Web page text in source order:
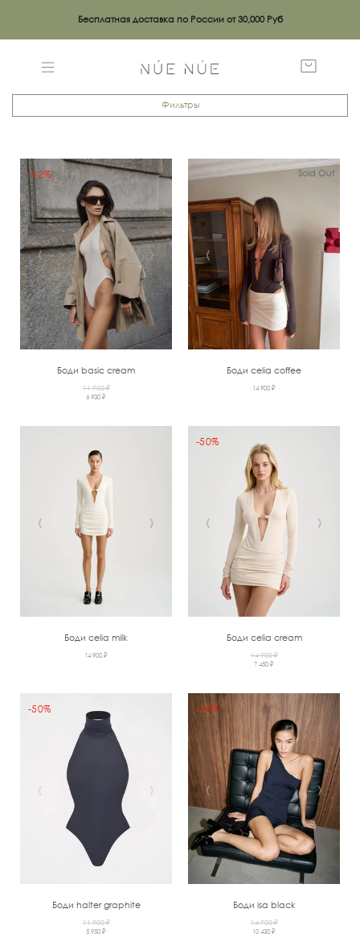
Бесплатная доставка по России от 30,000 Руб
Фильтры
‹ ›
-42%
Боди basic cream
11 900 ₽
6 930 ₽
‹ ›
Sold Out
Боди celia coffee
14 900 ₽
‹ ›
Боди celia milk
14 900 ₽
‹ ›
-50%
Боди celia cream
14 900 ₽
7 450 ₽
‹ ›
-50%
Боди halter graphite
11 900 ₽
5 950 ₽
‹ ›
-30%
Боди isa black
14 900 ₽
10 430 ₽